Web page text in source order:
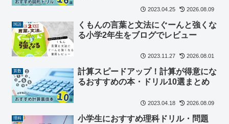
2023.04.25 2026.08.09
国語
くもんの言葉と文法にぐーんと強くな
る小学2年生をブログでレビュー
2023.11.27 2026.08.01
算数
計算スピードアップ！計算が得意にな
るおすすめの本・ドリル10選まとめ
2023.04.18 2026.08.09
理科
小学生におすすめ理科ドリル・問題